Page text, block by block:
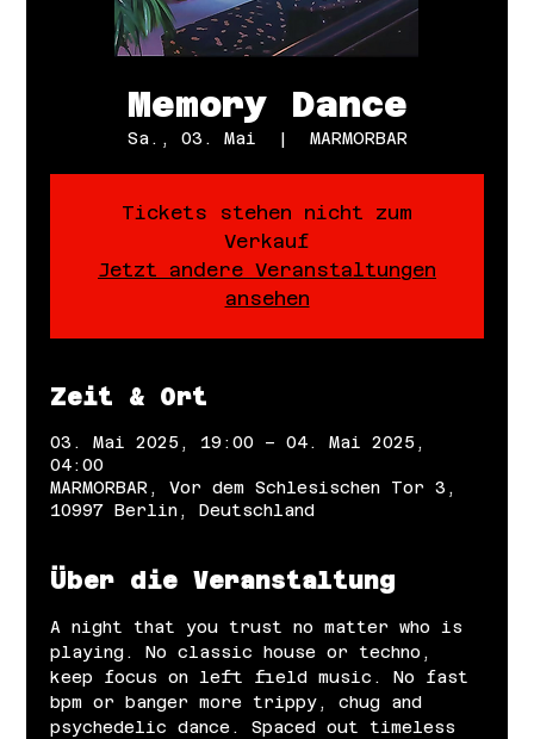
Memory Dance
Sa., 03. Mai
  |
MARMORBAR
Tickets stehen nicht zum
Verkauf
Jetzt andere Veranstaltungen
ansehen
Zeit & Ort
03. Mai 2025, 19:00 – 04. Mai 2025,
04:00
MARMORBAR, Vor dem Schlesischen Tor 3,
10997 Berlin, Deutschland
Über die Veranstaltung
A night that you trust no matter who is
playing. No classic house or techno,
keep focus on left field music. No fast
bpm or banger more trippy, chug and
psychedelic dance. Spaced out timeless